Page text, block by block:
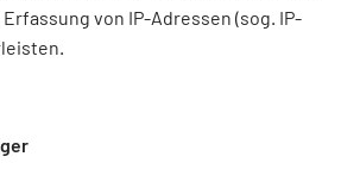
von IP-Adressen (sog. IP-